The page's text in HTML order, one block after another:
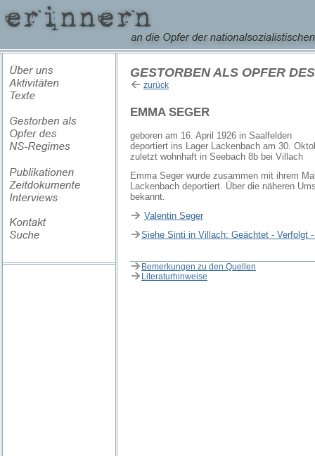
GESTORBEN ALS OPFER
zurück
EMMA SEGER
geboren am 16. April 1926 in Saalfelden
deportiert ins Lager Lackenbach am 30.
zuletzt wohnhaft in Seebach 8b bei Villach
Emma Seger wurde zusammen mit ihrem
Lackenbach deportiert. Über die näheren
bekannt.
Valentin Seger
Siehe Sinti in Villach: Geächtet - Verfolgt
Bemerkungen zu den Quellen
Literaturhinweise